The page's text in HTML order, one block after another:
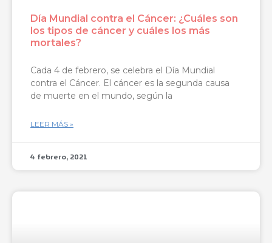
Día Mundial contra el Cáncer: ¿Cuáles son
los tipos de cáncer y cuáles los más
mortales?
Cada 4 de febrero, se celebra el Día Mundial
contra el Cáncer. El cáncer es la segunda causa
de muerte en el mundo, según la
LEER MÁS »
4 febrero, 2021